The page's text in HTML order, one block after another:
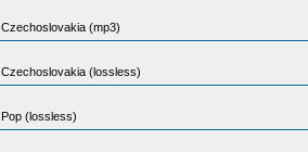
Czechoslovakia (mp3)
Czechoslovakia (lossless)
Pop (lossless)